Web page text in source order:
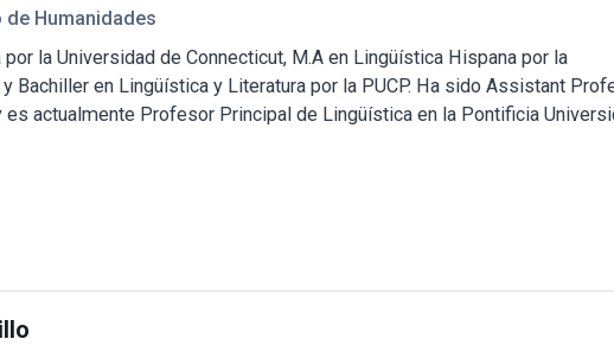
Humanidades
por la Universidad de Connecticut, M.A en Lingüística Hispana por la
Bachiller en Lingüística y Literatura por la PUCP. Ha sido Assistant
actualmente Profesor Principal de Lingüística en la Pontificia